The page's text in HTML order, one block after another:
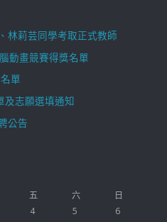
林莉芸同學考取正式教師
動畫競賽得獎名單
單
及志願選填通知
公告
五 六
日
4 5
6